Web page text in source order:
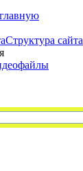
Структура сайта